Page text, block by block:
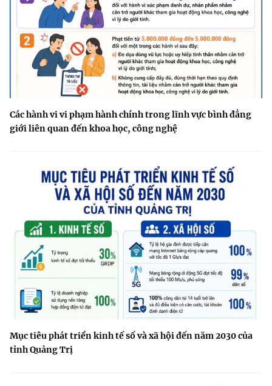
Các hành vi vi phạm hành chính trong lĩnh vực bình đẳng
giới liên quan đến khoa học, công nghệ
Mục tiêu phát triển kinh tế số và xã hội đến năm 2030 của
tỉnh Quảng Trị